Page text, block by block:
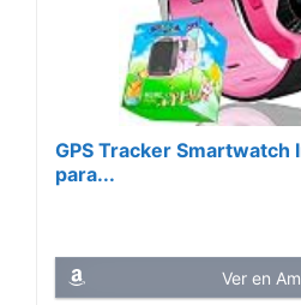
GPS Tracker Smartwatch
para...
Ver en